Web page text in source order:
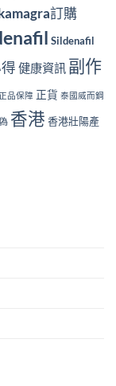
訂購
Sildenafil
健康資訊 副作
正品保障 正貨 泰國威而鋼
香港 香港壯陽產